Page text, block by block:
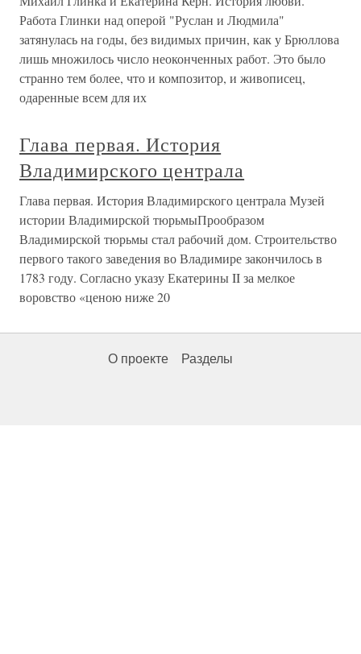
Работа Глинки над оперой "Руслан и Людмила"
затянулась на годы, без видимых причин, как у Брюллова
лишь множилось число неоконченных работ. Это было
странно тем более, что и композитор, и живописец,
одаренные всем для их
Глава первая. История
Владимирского централа
Глава первая. История Владимирского централа Музей
истории Владимирской тюрьмыПрообразом
Владимирской тюрьмы стал рабочий дом. Строительство
первого такого заведения во Владимире закончилось в
1783 году. Согласно указу Екатерины II за мелкое
воровство «ценою ниже 20
О проекте Разделы